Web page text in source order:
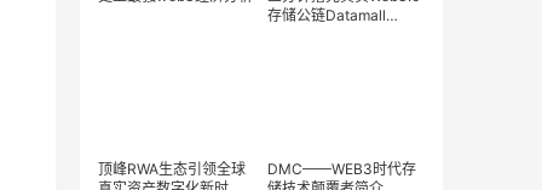
存储公链Datamall
顶峰RWA生态引领全球
DMC——WEB3时代存